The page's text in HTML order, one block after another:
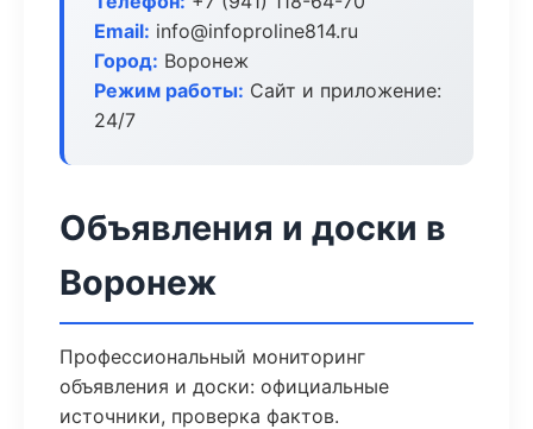
Email: info@infoproline814.ru
Город: Воронеж
Режим работы: Сайт и приложение:
24/7
Объявления и доски в
Воронеж
Профессиональный мониторинг
объявления и доски: официальные
источники, проверка фактов.